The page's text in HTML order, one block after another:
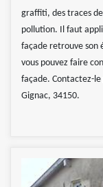
graffiti, des traces
pollution. Il faut
façade retrouve son
vous pouvez faire
façade. Contactez-le
Gignac, 34150.